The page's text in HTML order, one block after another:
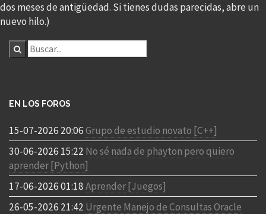
dos meses de antigüedad. Si tienes dudas parecidas, abre un
nuevo hilo.)
EN LOS FOROS
15-07-2026 20:06Grupo de estudio novato [C++]
30-06-2026 15:22 No sé nada de phayton pero quiero
aprender [Python]
17-06-2026 01:18Aprender [Juegos]
26-05-2026 21:42 Urgente Manejo de Consultas Oracle